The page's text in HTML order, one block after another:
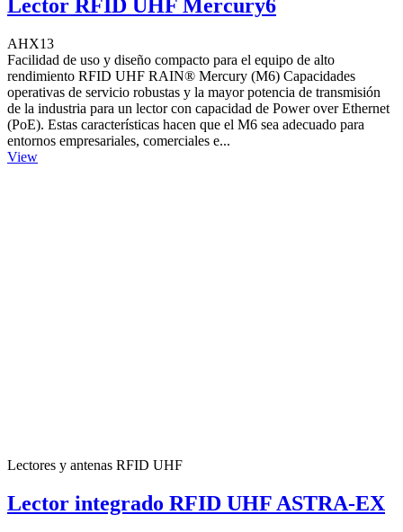
Lector RFID UHF Mercury6
AHX13
Facilidad de uso y diseño compacto para el equipo de alto
rendimiento RFID UHF RAIN® Mercury (M6) Capacidades
operativas de servicio robustas y la mayor potencia de transmisión
de la industria para un lector con capacidad de Power over Ethernet
(PoE). Estas características hacen que el M6 sea adecuado para
entornos empresariales, comerciales e...
View
Lectores y antenas RFID UHF
Lector integrado RFID UHF ASTRA-EX